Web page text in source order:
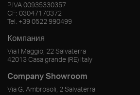
P.IVA00935330357
CF: 03047170372
Tel. +39 0522 990499
Компания
Via I Maggio, 22 Salvaterra
42013 Casalgrande (RE) Italy
Company Showroom
Via G. Ambrosoli, 2 Salvaterra